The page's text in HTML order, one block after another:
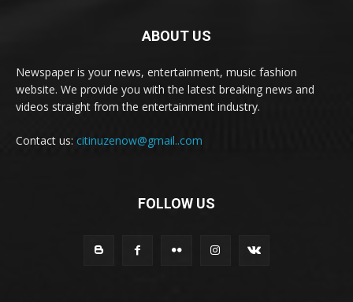
ABOUT US
Newspaper is your news, entertainment, music fashion
website. We provide you with the latest breaking news and
videos straight from the entertainment industry.
Contact us: citinuzenow@gmail..com
FOLLOW US